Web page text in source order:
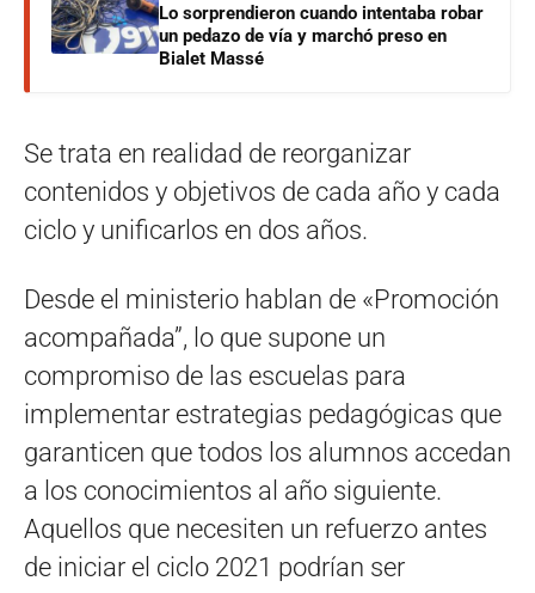
Lo sorprendieron cuando intentaba robar
un pedazo de vía y marchó preso en
Bialet Massé
Se trata en realidad de reorganizar
contenidos y objetivos de cada año y cada
ciclo y unificarlos en dos años.
Desde el ministerio hablan de «Promoción
acompañada”, lo que supone un
compromiso de las escuelas para
implementar estrategias pedagógicas que
garanticen que todos los alumnos accedan
a los conocimientos al año siguiente.
Aquellos que necesiten un refuerzo antes
de iniciar el ciclo 2021 podrían ser